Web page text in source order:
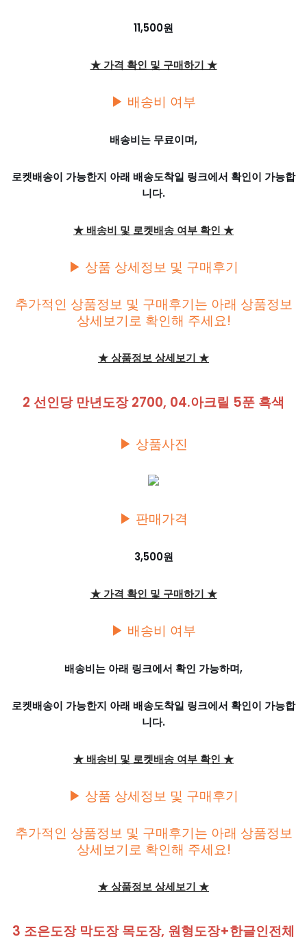
11,500원
★ 가격 확인 및 구매하기 ★
▶ 배송비 여부
배송비는 무료이며,
로켓배송이 가능한지 아래 배송도착일 링크에서 확인이 가능합
니다.
★ 배송비 및 로켓배송 여부 확인 ★
▶ 상품 상세정보 및 구매후기
추가적인 상품정보 및 구매후기는 아래 상품정보
상세보기로 확인해 주세요!
★ 상품정보 상세보기 ★
2 선인당 만년도장 2700, 04.아크릴 5푼 흑색
▶ 상품사진
▶ 판매가격
3,500원
★ 가격 확인 및 구매하기 ★
▶ 배송비 여부
배송비는 아래 링크에서 확인 가능하며,
로켓배송이 가능한지 아래 배송도착일 링크에서 확인이 가능합
니다.
★ 배송비 및 로켓배송 여부 확인 ★
▶ 상품 상세정보 및 구매후기
추가적인 상품정보 및 구매후기는 아래 상품정보
상세보기로 확인해 주세요!
★ 상품정보 상세보기 ★
3 조은도장 막도장 목도장, 원형도장+한글인전체